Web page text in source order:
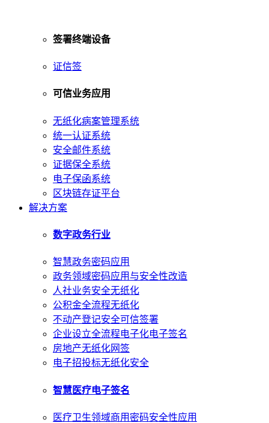
签署终端设备
证信签
可信业务应用
无纸化病案管理系统
统一认证系统
安全邮件系统
证据保全系统
电子保函系统
区块链存证平台
解决方案
数字政务行业
智慧政务密码应用
政务领域密码应用与安全性改造
人社业务安全无纸化
公积金全流程无纸化
不动产登记安全可信签署
企业设立全流程电子化电子签名
房地产无纸化网签
电子招投标无纸化安全
智慧医疗电子签名
医疗卫生领域商用密码安全性应用